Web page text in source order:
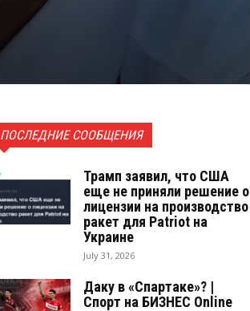
ПОСЛЕДНИЕ СООБЩЕНИЯ
Трамп заявил, что США
еще не приняли решение о
лицензии на производство
ракет для Patriot на
Украине
July 31, 2026
Даку в «Спартаке»? |
Спорт на БИЗНЕС Online